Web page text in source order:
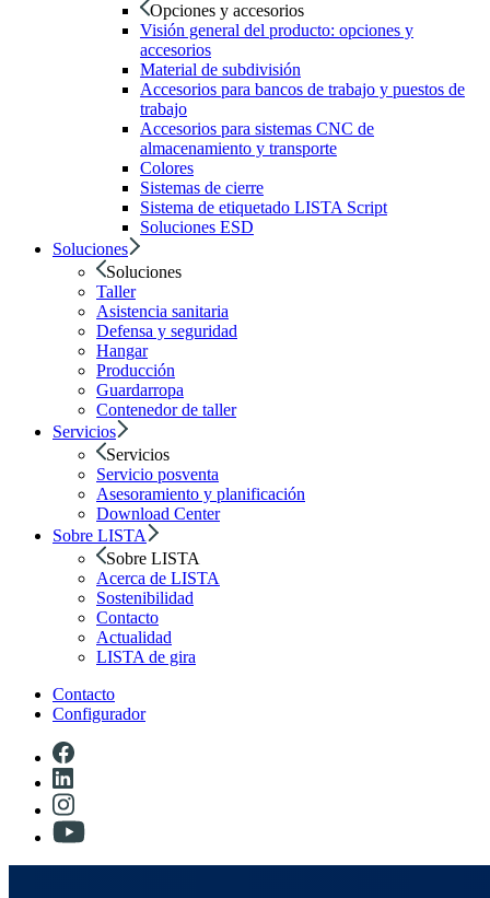
Opciones y accesorios
Visión general del producto: opciones y
accesorios
Material de subdivisión
Accesorios para bancos de trabajo y puestos de
trabajo
Accesorios para sistemas CNC de
almacenamiento y transporte
Colores
Sistemas de cierre
Sistema de etiquetado LISTA Script
Soluciones ESD
Soluciones
Soluciones
Taller
Asistencia sanitaria
Defensa y seguridad
Hangar
Producción
Guardarropa
Contenedor de taller
Servicios
Servicios
Servicio posventa
Asesoramiento y planificación
Download Center
Sobre LISTA
Sobre LISTA
Acerca de LISTA
Sostenibilidad
Contacto
Actualidad
LISTA de gira
Contacto
Configurador